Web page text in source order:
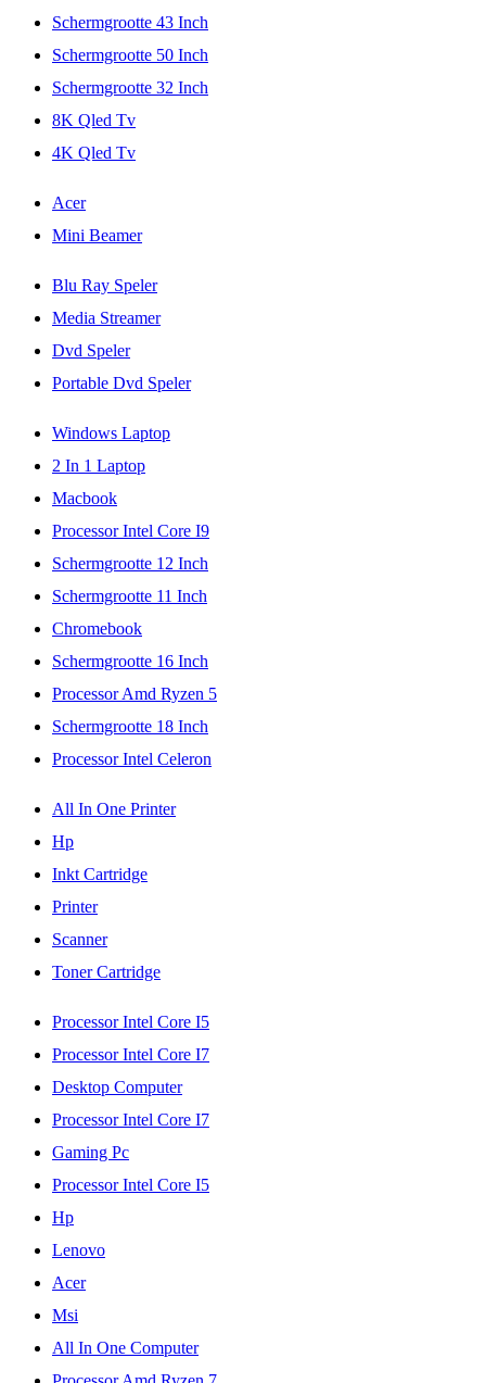
Schermgrootte 43 Inch
Schermgrootte 50 Inch
Schermgrootte 32 Inch
8K Qled Tv
4K Qled Tv
Acer
Mini Beamer
Blu Ray Speler
Media Streamer
Dvd Speler
Portable Dvd Speler
Windows Laptop
2 In 1 Laptop
Macbook
Processor Intel Core I9
Schermgrootte 12 Inch
Schermgrootte 11 Inch
Chromebook
Schermgrootte 16 Inch
Processor Amd Ryzen 5
Schermgrootte 18 Inch
Processor Intel Celeron
All In One Printer
Hp
Inkt Cartridge
Printer
Scanner
Toner Cartridge
Processor Intel Core I5
Processor Intel Core I7
Desktop Computer
Processor Intel Core I7
Gaming Pc
Processor Intel Core I5
Hp
Lenovo
Acer
Msi
All In One Computer